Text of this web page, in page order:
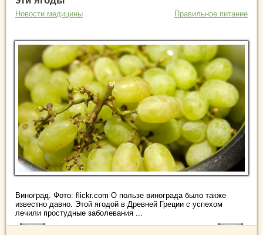
Новости медицины Правильное питание
Виноград. Фото: flickr.com О пользе винограда было также
известно давно. Этой ягодой в Древней Греции с успехом
лечили простудные заболевания ...